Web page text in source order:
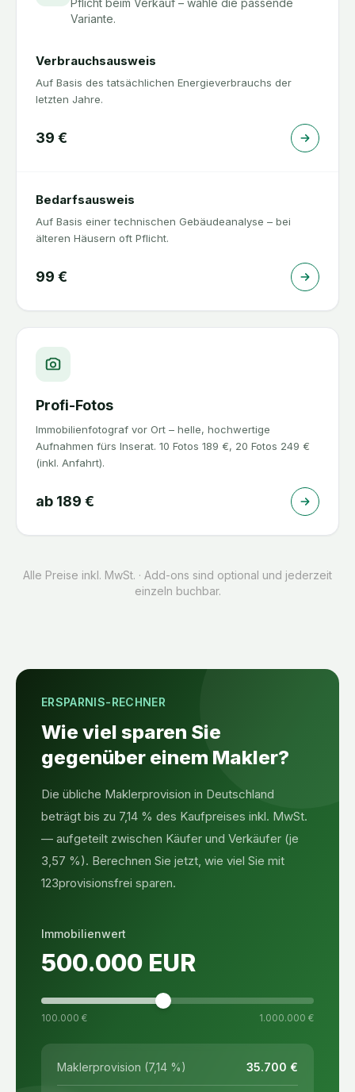
Pflicht beim Verkauf – wähle die passende
Variante.
Verbrauchsausweis
Auf Basis des tatsächlichen Energieverbrauchs der
letzten Jahre.
39 €
Bedarfsausweis
Auf Basis einer technischen Gebäudeanalyse – bei
älteren Häusern oft Pflicht.
99 €
Profi-Fotos
Immobilienfotograf vor Ort – helle, hochwertige
Aufnahmen fürs Inserat. 10 Fotos 189 €, 20 Fotos 249 €
(inkl. Anfahrt).
ab 189 €
Alle Preise inkl. MwSt. · Add-ons sind optional und jederzeit
einzeln buchbar.
ERSPARNIS-RECHNER
Wie viel sparen Sie
gegenüber einem Makler?
Die übliche Maklerprovision in Deutschland
beträgt bis zu 7,14 % des Kaufpreises inkl. MwSt.
— aufgeteilt zwischen Käufer und Verkäufer (je
3,57 %). Berechnen Sie jetzt, wie viel Sie mit
123provisionsfrei sparen.
Immobilienwert
500.000 EUR
100.000 € 1.000.000 €
Maklerprovision (7,14 %) 35.700 €